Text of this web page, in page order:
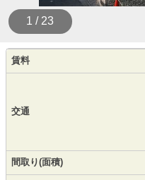
1 / 23
賃料
交通
間取り(面積)